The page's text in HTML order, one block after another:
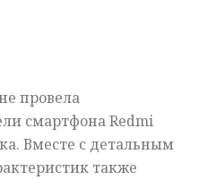
провела
смартфона Redmi
Вместе с детальным
также